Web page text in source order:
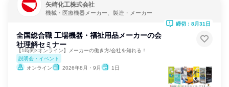
矢崎化工株式会社
機械・医療機器メーカー、製造・メーカー
全国総合職 工場機器・福祉用品メーカーの会
社理解セミナー
【1時間×オンライン】メーカーの働き方/会社を知れる！
説明会・イベント
オンライン
2026年8月・9月 1日
締切：8月31日